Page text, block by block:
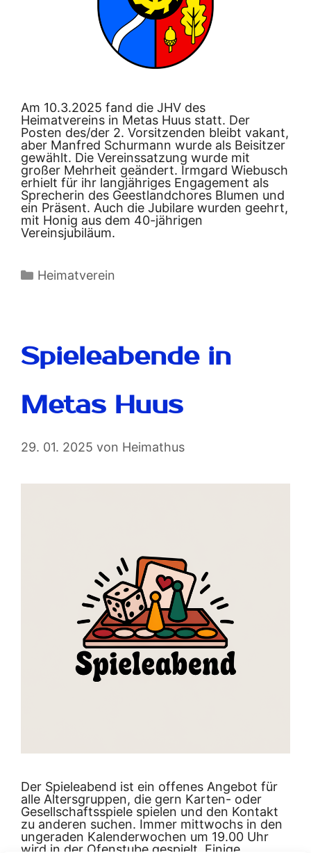
Am 10.3.2025 fand die JHV des
Heimatvereins in Metas Huus statt. Der
Posten des/der 2. Vorsitzenden bleibt vakant,
aber Manfred Schurmann wurde als Beisitzer
gewählt. Die Vereinssatzung wurde mit
großer Mehrheit geändert. Irmgard Wiebusch
erhielt für ihr langjähriges Engagement als
Sprecherin des Geestlandchores Blumen und
ein Präsent. Auch die Jubilare wurden geehrt,
mit Honig aus dem 40-jährigen
Vereinsjubiläum.
Heimatverein
Spieleabende in
Metas Huus
29. 01. 2025 von Heimathus
Der Spieleabend ist ein offenes Angebot für
alle Altersgruppen, die gern Karten- oder
Gesellschaftsspiele spielen und den Kontakt
zu anderen suchen. Immer mittwochs in den
ungeraden Kalenderwochen um 19.00 Uhr
wird in der Ofenstube gespielt. Einige